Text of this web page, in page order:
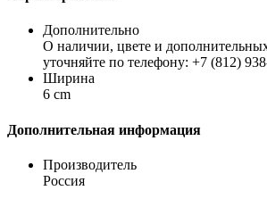
Дополнительно
О наличии, цвете и
уточняйте по телефону: +7 (812)
Ширина
6 cm
Дополнительная информация
Производитель
Россия